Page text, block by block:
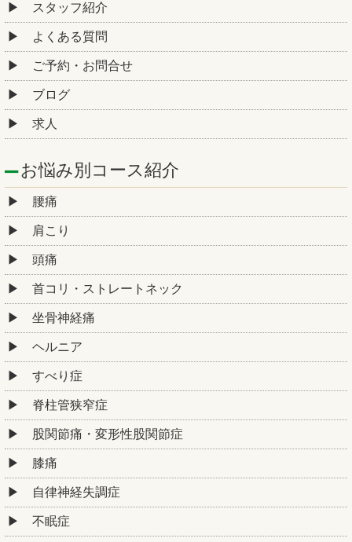
スタッフ紹介
よくある質問
ご予約・お問合せ
ブログ
求人
お悩み別コース紹介
腰痛
肩こり
頭痛
首コリ・ストレートネック
坐骨神経痛
ヘルニア
すべり症
脊柱管狭窄症
股関節痛・変形性股関節症
膝痛
自律神経失調症
不眠症